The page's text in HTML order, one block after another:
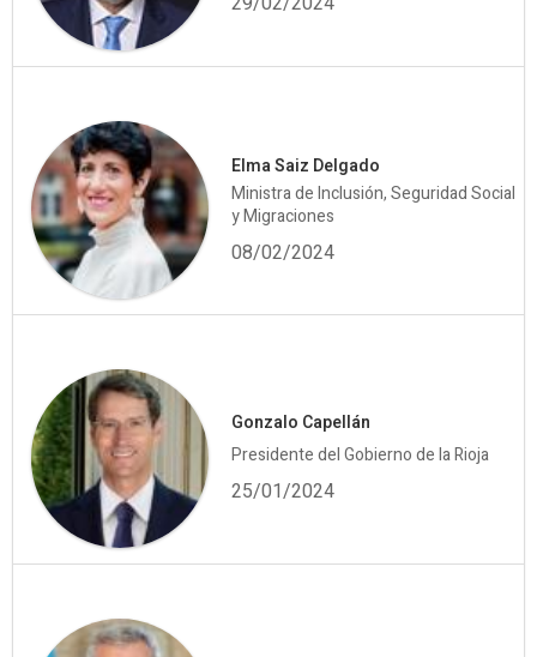
Elma Saiz Delgado
Ministra de Inclusión, Seguridad Social
y Migraciones
08/02/2024
Gonzalo Capellán
Presidente del Gobierno de la Rioja
25/01/2024